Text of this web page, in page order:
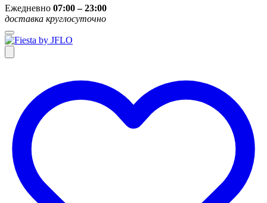
Ежедневно 07:00 – 23:00
доставка круглосуточно